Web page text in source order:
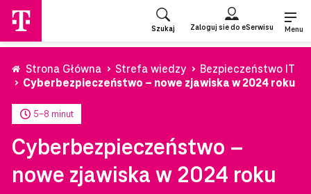
strony
głównej
Szukaj Zaloguj sie do eSerwisu Menu
Strona Główna Strefa wiedzy
Bezpieczeństwo IT
Cyberbezpieczeństwo – nowe zjawiska w 2024 roku
5-8 minut
Cyberbezpieczeństwo –
nowe zjawiska w 2024 roku